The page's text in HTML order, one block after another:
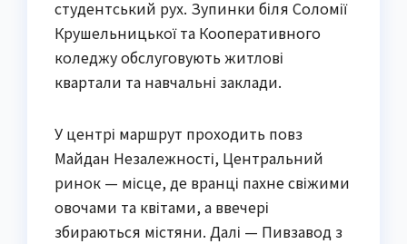
студентський рух. Зупинки біля Соломії
Крушельницької та Кооперативного
коледжу обслуговують житлові
квартали та навчальні заклади.
У центрі маршрут проходить повз
Майдан Незалежності, Центральний
ринок — місце, де вранці пахне свіжими
овочами та квітами, а ввечері
збираються містяни. Далі — Пивзавод з